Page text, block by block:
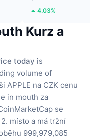
4.03%
Kurz a
today is
volume of
APPLE na CZK cenu
in mouth za
se
místo a má tržní
999,979,085